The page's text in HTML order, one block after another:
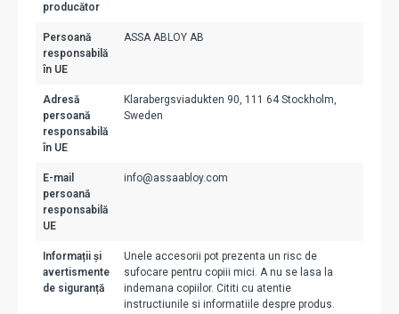
producător
Persoană
responsabilă
în UE
ASSA ABLOY AB
Adresă
persoană
responsabilă
în UE
Klarabergsviadukten 90, 111 64 Stockholm,
Sweden
E-mail
persoană
responsabilă
UE
info@assaabloy.com
Informații și
avertismente
de siguranță
Unele accesorii pot prezenta un risc de
sufocare pentru copiii mici. A nu se lasa la
indemana copiilor. Cititi cu atentie
instructiunile si informatiile despre produs.